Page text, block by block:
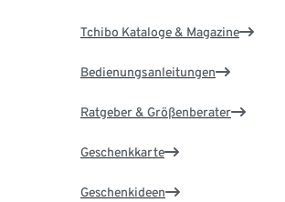
Tchibo Kataloge & Magazine
Bedienungsanleitungen
Ratgeber & Größenberater
Geschenkkarte
Geschenkideen